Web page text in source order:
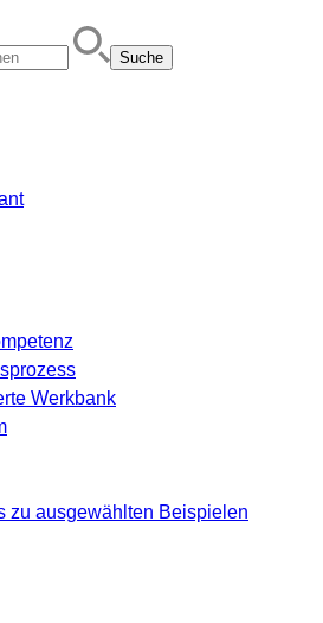
Werkbank
zu ausgewählten Beispielen